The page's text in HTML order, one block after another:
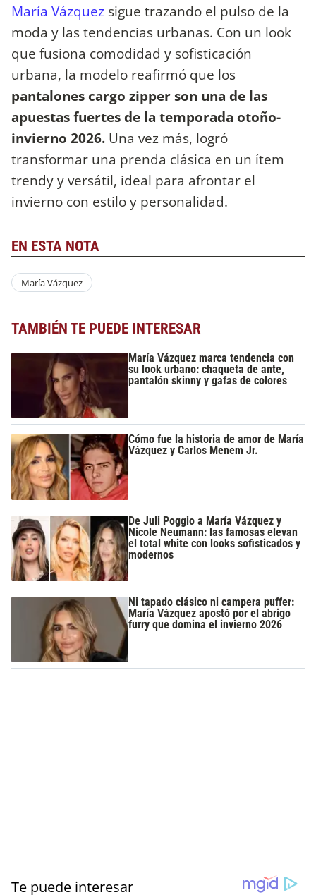
María Vázquez sigue trazando el pulso de la
moda y las tendencias urbanas. Con un look
que fusiona comodidad y sofisticación
urbana, la modelo reafirmó que los
pantalones cargo zipper son una de las
apuestas fuertes de la temporada otoño-
invierno 2026. Una vez más, logró
transformar una prenda clásica en un ítem
trendy y versátil, ideal para afrontar el
invierno con estilo y personalidad.
EN ESTA NOTA
María Vázquez
TAMBIÉN TE PUEDE INTERESAR
María Vázquez marca tendencia con
su look urbano: chaqueta de ante,
pantalón skinny y gafas de colores
Cómo fue la historia de amor de María
Vázquez y Carlos Menem Jr.
De Juli Poggio a María Vázquez y
Nicole Neumann: las famosas elevan
el total white con looks sofisticados y
modernos
Ni tapado clásico ni campera puffer:
María Vázquez apostó por el abrigo
furry que domina el invierno 2026